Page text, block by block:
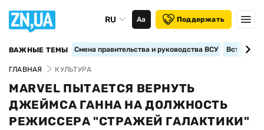
RU Аа Поддержать
ВАЖНЫЕ ТЕМЫ Смена правительства и руководства ВСУ
ГЛАВНАЯ КУЛЬТУРА
MARVEL ПЫТАЕТСЯ ВЕРНУТЬ
ДЖЕЙМСА ГАННА НА ДОЛЖНОСТЬ
РЕЖИССЕРА "СТРАЖЕЙ ГАЛАКТИКИ"